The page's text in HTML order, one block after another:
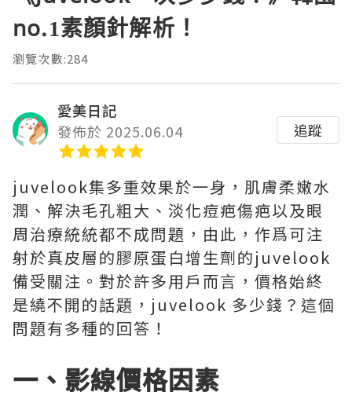
no.1素顏針解析！
瀏覽次數:284
愛美日記
發佈於 2025.06.04
追蹤
juvelook集多重效果於一身，肌膚柔嫩水
潤、解決毛孔粗大、淡化痘疤傷疤以及眼
周治療統統都不成問題，由此，作爲可注
射於真皮層的膠原蛋白增生劑的juvelook
備受關注。對於許多用戶而言，價格始終
是繞不開的話題，juvelook 多少錢？這個
問題有多種的回答！
一、影線價格因素